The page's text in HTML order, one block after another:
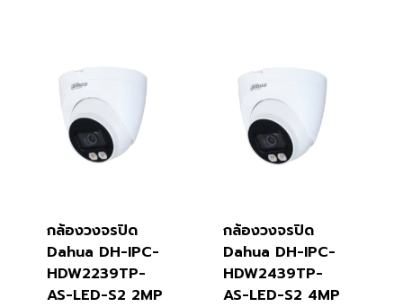
กล้องวงจรปิด
Dahua DH-IPC-
HDW2239TP-
AS-LED-S2 2MP
กล้องวงจรปิด
Dahua DH-IPC-
HDW2439TP-
AS-LED-S2 4MP